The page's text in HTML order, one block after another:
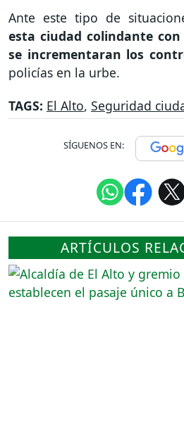
Ante este tipo de
esta ciudad colindante
se incrementaran los
policías en la urbe.
TAGS: El Alto, Seguridad
SÍGUENOS EN:
ARTÍCULOS